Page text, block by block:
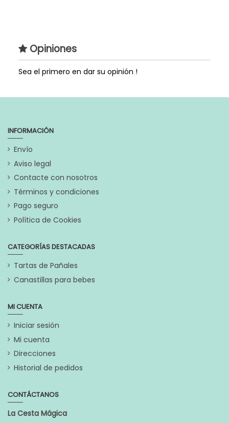
Extras
significado en un Diploma de
En stock 4 Artículos
Opiniones
Sea el primero en dar su opinión !
INFORMACIÓN
Envío
Aviso legal
Contacte con nosotros
Términos y condiciones
Pago seguro
Política de Cookies
CATEGORÍAS DESTACADAS
Tartas de Pañales
Canastillas para bebes
MI CUENTA
Iniciar sesión
Mi cuenta
Direcciones
Historial de pedidos
CONTÁCTANOS
La Cesta Mágica